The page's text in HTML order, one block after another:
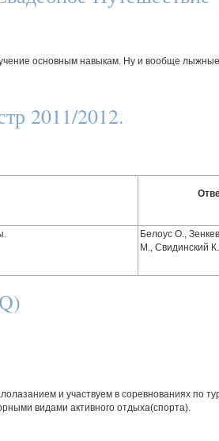
основным навыкам. Ну и вообще
2011/2012.
Белоус О.,
М., Свидинский К.
и участвуем в соревнованиях по
видами активного отдыха(спорта).